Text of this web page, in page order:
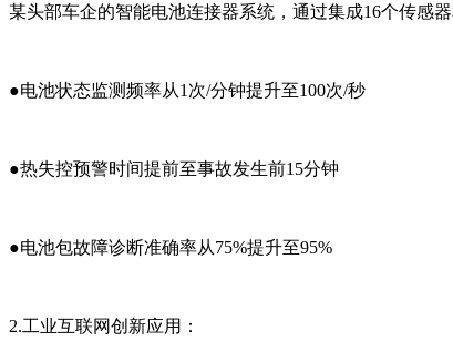
某头部车企的智能电池连接器系统，通过集成16个传感
●电池状态监测频率从1次/分钟提升至100次/秒
●热失控预警时间提前至事故发生前15分钟
●电池包故障诊断准确率从75%提升至95%
2.工业互联网创新应用 ：